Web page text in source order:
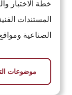
المستندات
الصناعية
موضوعات